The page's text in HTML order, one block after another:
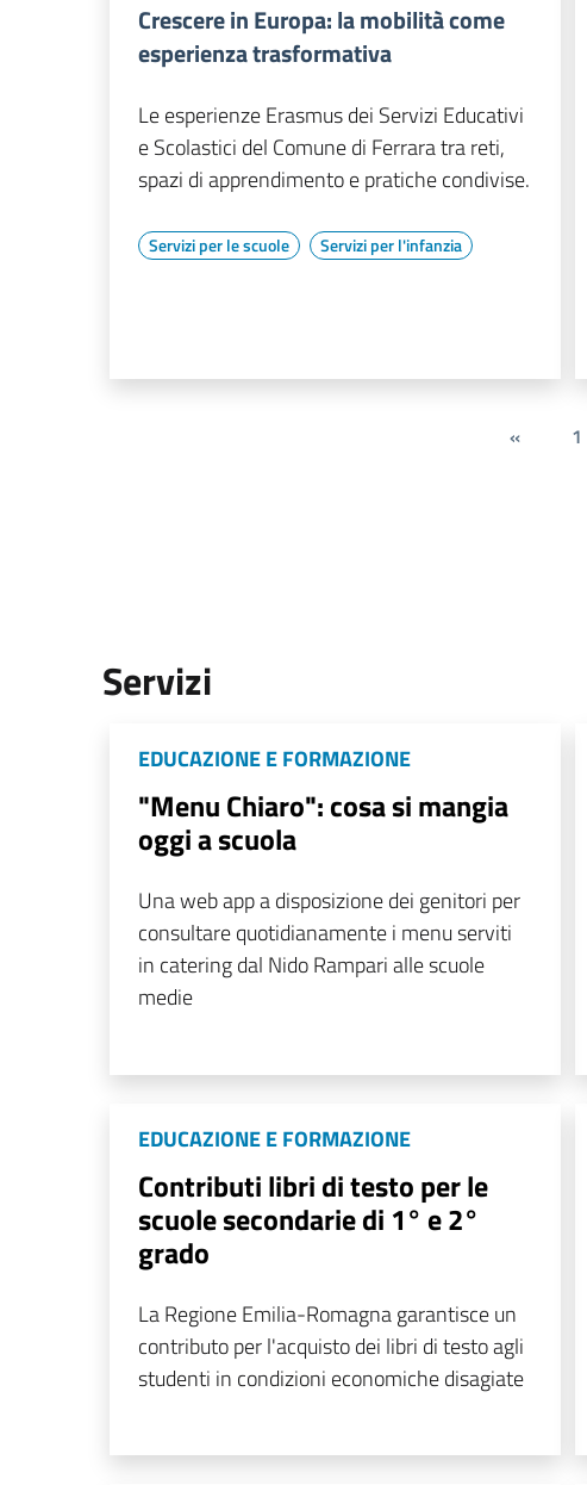
Crescere in Europa: la mobilità come
esperienza trasformativa
Le esperienze Erasmus dei Servizi Educativi
e Scolastici del Comune di Ferrara tra reti,
spazi di apprendimento e pratiche condivise.
Servizi per le scuole Servizi per l'infanzia
« 1
Servizi
EDUCAZIONE E FORMAZIONE
"Menu Chiaro": cosa si mangia
oggi a scuola
Una web app a disposizione dei genitori per
consultare quotidianamente i menu serviti
in catering dal Nido Rampari alle scuole
medie
EDUCAZIONE E FORMAZIONE
Contributi libri di testo per le
scuole secondarie di 1° e 2°
grado
La Regione Emilia-Romagna garantisce un
contributo per l'acquisto dei libri di testo agli
studenti in condizioni economiche disagiate